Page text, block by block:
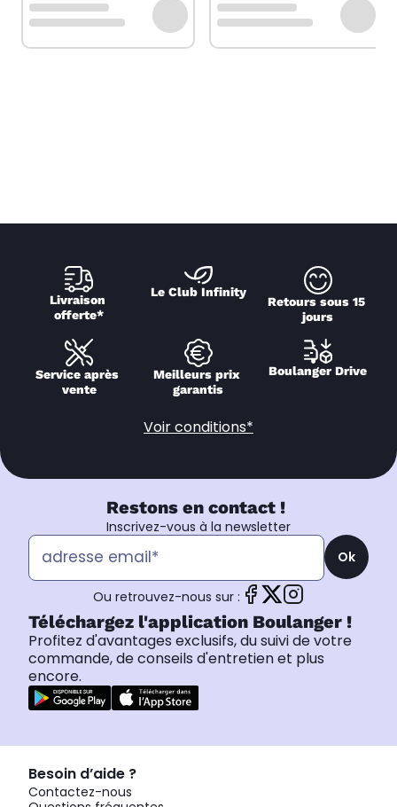
Livraison
offerte*
Le Club Infinity
Retours sous 15
jours
Service après
vente
Meilleurs prix
garantis
Boulanger Drive
Voir conditions*
Restons en contact !
Inscrivez-vous à la newsletter
Ok
Ou retrouvez-nous sur :
Téléchargez l'application Boulanger !
Profitez d'avantages exclusifs, du suivi de votre
commande, de conseils d'entretien et plus
encore.
Besoin d’aide ?
Contactez-nous